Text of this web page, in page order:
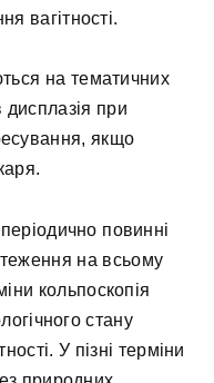
вагітності.
на тематичних
при
якщо
повинні
на всьому
кольпоскопія
стану
У пізні терміни